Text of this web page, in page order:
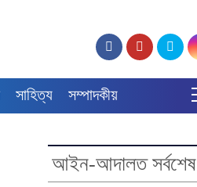
সাহিত্য সম্পাদকীয়
আইন-আদালত সর্বশেষ